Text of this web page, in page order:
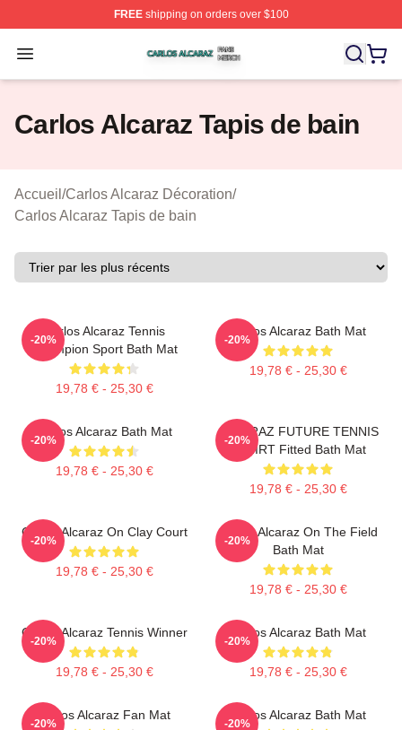
FREEshipping on orders over $100
Open menu
Carlos Alcaraz Shop ⚡️ Officially Licensed Carlos
Carlos Alcaraz Tapis de bain
Accueil /Carlos Alcaraz Décoration/
Carlos Alcaraz Tapis de bain
Carlos Alcaraz Tennis
Champion Sport Bath Mat
19,78 € - 25,30 €
-20%
Carlos Alcaraz Bath Mat
19,78 € - 25,30 €
-20%
Carlos Alcaraz Bath Mat
19,78 € - 25,30 €
-20%
ALCARAZ FUTURE TENNIS
TSHIRT Fitted Bath Mat
19,78 € - 25,30 €
-20%
Carlos Alcaraz On Clay Court
19,78 € - 25,30 €
-20%
Carlos Alcaraz On The Field
Bath Mat
19,78 € - 25,30 €
-20%
Carlos Alcaraz Tennis Winner
19,78 € - 25,30 €
-20%
Carlos Alcaraz Bath Mat
19,78 € - 25,30 €
-20%
Carlos Alcaraz Fan Mat
-20%
Carlos Alcaraz Bath Mat
-20%